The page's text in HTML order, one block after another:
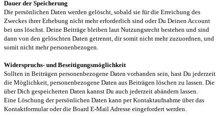
Dauer der Speicherung
Die persönlichen Daten werden gelöscht, sobald sie für die Erreichung des
Zweckes ihrer Erhebung nicht mehr erforderlich sind oder Du Deinen Account
bei uns löschst. Deine Beiträge bleiben laut Nutzungsrecht bestehen und sind
dann von den gelöschten Daten getrennt, dir somit nicht mehr zuzuordnen, und
somit nicht mehr personenbezogen.
Widerspruchs- und Beseitigungsmöglichkeit
Sollten in Beiträgen personenbezogene Daten vorhanden sein, hast Du jederzeit
die Möglichkeit, personenbezogene Daten aus Beiträgen löschen zu lassen. Die
über Dich gespeicherten Daten kannst Du auch jederzeit abändern lassen.
Eine Löschung der persönlichen Daten kann per Kontaktaufnahme über das
Kontaktformular oder die Board E-Mail Adresse eingefordert werden.